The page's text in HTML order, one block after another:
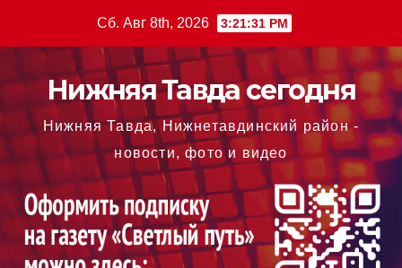
содержимому
Сб. Авг 8th, 2026 3:21:32 PM
Нижняя Тавда сегодня
Нижняя Тавда, Нижнетавдинский район -
новости, фото и видео